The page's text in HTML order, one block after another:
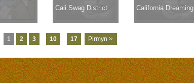
Cali Swag District California Dreaming
1 2 3 10 17 Pirmyn